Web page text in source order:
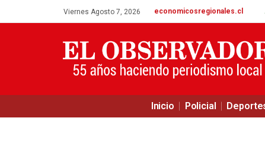
Viernes Agosto 7, 2026 economicosregionales.cl
Inicio Policial